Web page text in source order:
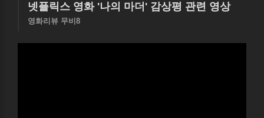
넷플릭스 영화 '나의 마더' 감상평 관련 영상
영화리뷰 무비8